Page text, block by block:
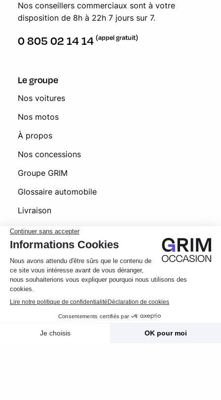
Message Appelez
Nos conseillers commerciaux sont à votre
disposition de 8h à 22h 7 jours sur 7.
0 805 02 14 14 (appel gratuit)
Le groupe
Nos voitures
Nos motos
À propos
Nos concessions
Groupe GRIM
Glossaire automobile
Livraison
Foire aux questions
© 2026 Grim Occasion
Conditions générales d’utilisation
Politique de confidentialité
Mentions légales